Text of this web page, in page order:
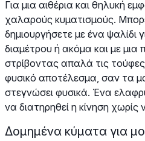
Για μια αιθέρια και θηλυκή
χαλαρούς κυματισμούς.
δημιουργήσετε με ένα ψαλίδι
διαμέτρου ή ακόμα και με μια
στρίβοντας απαλά τις
φυσικό αποτέλεσμα, σαν τα
στεγνώσει φυσικά. Ένα
να διατηρηθεί η κίνηση
Δομημένα κύματα για